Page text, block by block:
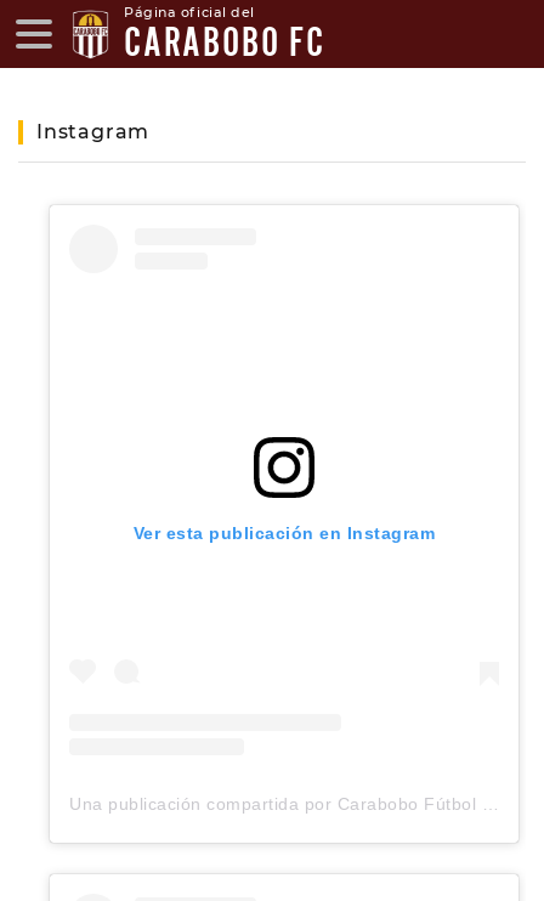
Página oficial del
CARABOBO FC
Instagram
Ver esta publicación en Instagram